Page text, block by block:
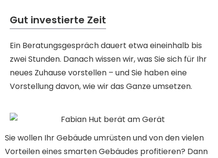
Gut investierte Zeit
Ein Beratungsgespräch dauert etwa eineinhalb bis
zwei Stunden. Danach wissen wir, was Sie sich für Ihr
neues Zuhause vorstellen – und Sie haben eine
Vorstellung davon, wie wir das Ganze umsetzen.
Sie wollen Ihr Gebäude umrüsten und von den vielen
Vorteilen eines smarten Gebäudes profitieren? Dann